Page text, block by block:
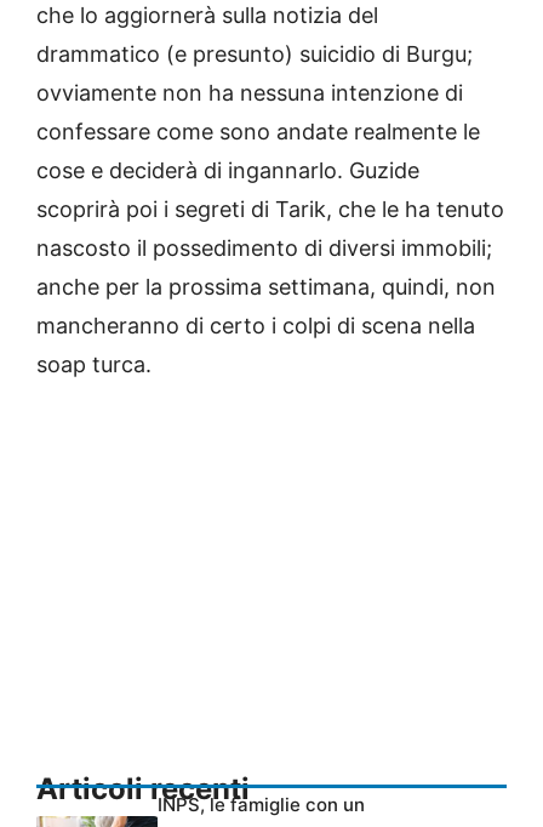
che lo aggiornerà sulla notizia del
drammatico (e presunto) suicidio di Burgu;
ovviamente non ha nessuna intenzione di
confessare come sono andate realmente le
cose e deciderà di ingannarlo. Guzide
scoprirà poi i segreti di Tarik, che le ha tenuto
nascosto il possedimento di diversi immobili;
anche per la prossima settimana, quindi, non
mancheranno di certo i colpi di scena nella
soap turca.
Articoli recentiINPS, le famiglie con un